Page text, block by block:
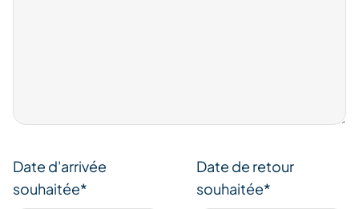
Date d'arrivée
souhaitée*
Date de retour
souhaitée*